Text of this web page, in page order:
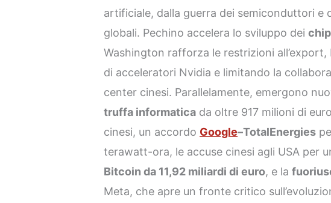
artificiale, dalla guerra dei semiconduttori e
globali. Pechino accelera lo sviluppo dei
Washington rafforza le restrizioni
di acceleratori Nvidia e limitando la
center cinesi. Parallelamente, emergono
truffa informatica da oltre 917 milioni di
cinesi, un accordo Google–TotalEnergies
terawatt-ora, le accuse cinesi agli USA per
Bitcoin da 11,92 miliardi di euro, e la
Meta, che apre un fronte critico